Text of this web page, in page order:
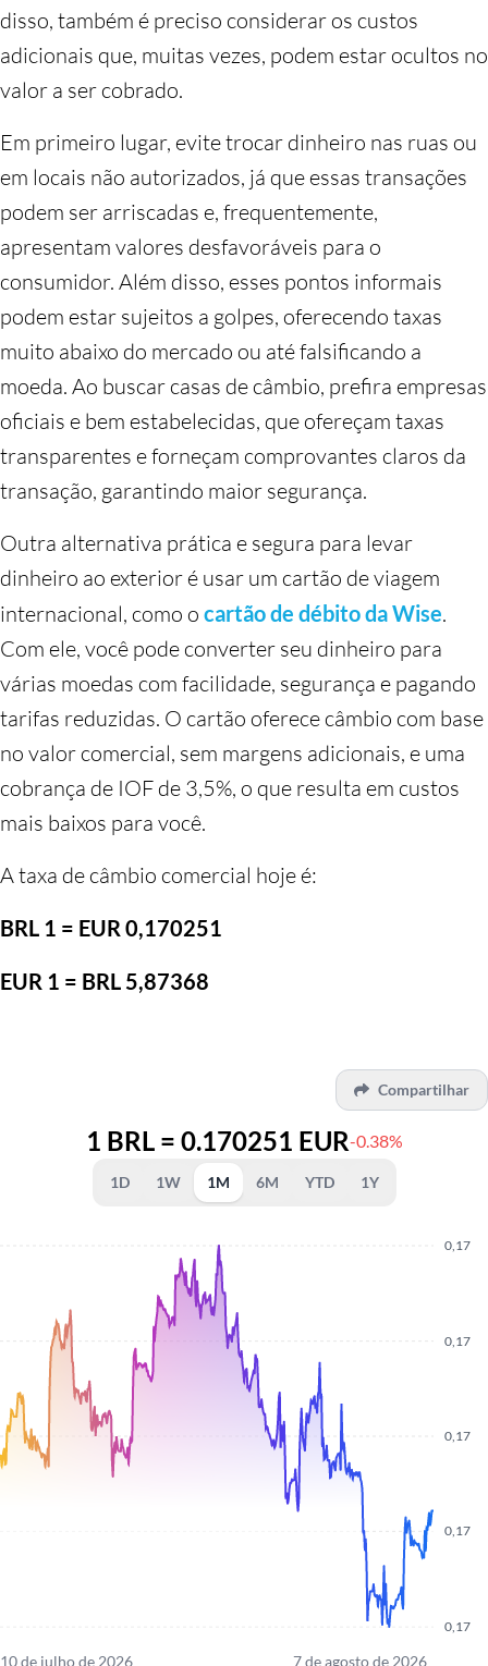
disso, também é preciso considerar os custos
adicionais que, muitas vezes, podem estar ocultos no
valor a ser cobrado.
Em primeiro lugar, evite trocar dinheiro nas ruas ou
em locais não autorizados, já que essas transações
podem ser arriscadas e, frequentemente,
apresentam valores desfavoráveis para o
consumidor. Além disso, esses pontos informais
podem estar sujeitos a golpes, oferecendo taxas
muito abaixo do mercado ou até falsificando a
moeda. Ao buscar casas de câmbio, prefira empresas
oficiais e bem estabelecidas, que ofereçam taxas
transparentes e forneçam comprovantes claros da
transação, garantindo maior segurança.
Outra alternativa prática e segura para levar
dinheiro ao exterior é usar um cartão de viagem
internacional, como o cartão de débito da Wise.
Com ele, você pode converter seu dinheiro para
várias moedas com facilidade, segurança e pagando
tarifas reduzidas. O cartão oferece câmbio com base
no valor comercial, sem margens adicionais, e uma
cobrança de IOF de 3,5%, o que resulta em custos
mais baixos para você.
A taxa de câmbio comercial hoje é:
BRL 1 = EUR 0,170251
EUR 1 = BRL 5,87368
Compartilhar
1 BRL = 0.170251 EUR-0.38%
1D 1W 1M 6M YTD 1Y
0,17
0,17
0,17
0,17
0,17
10 de julho de 2026 7 de agosto de 2026